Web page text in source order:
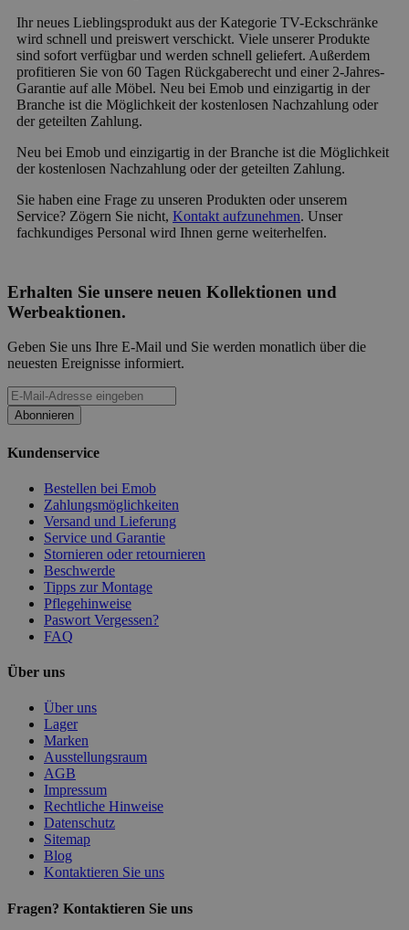
Ihr neues Lieblingsprodukt aus der Kategorie TV-Eckschränke
wird schnell und preiswert verschickt. Viele unserer Produkte
sind sofort verfügbar und werden schnell geliefert. Außerdem
profitieren Sie von 60 Tagen Rückgaberecht und einer 2-Jahres-
Garantie auf alle Möbel. Neu bei Emob und einzigartig in der
Branche ist die Möglichkeit der kostenlosen Nachzahlung oder
der geteilten Zahlung.
Neu bei Emob und einzigartig in der Branche ist die Möglichkeit
der kostenlosen Nachzahlung oder der geteilten Zahlung.
Sie haben eine Frage zu unseren Produkten oder unserem
Service? Zögern Sie nicht, Kontakt aufzunehmen. Unser
fachkundiges Personal wird Ihnen gerne weiterhelfen.
Erhalten Sie unsere neuen Kollektionen und
Werbeaktionen.
Geben Sie uns Ihre E-Mail und Sie werden monatlich über die
neuesten Ereignisse informiert.
Abonnieren
Kundenservice
Bestellen bei Emob
Zahlungsmöglichkeiten
Versand und Lieferung
Service und Garantie
Stornieren oder retournieren
Beschwerde
Tipps zur Montage
Pflegehinweise
Paswort Vergessen?
FAQ
Über uns
Über uns
Lager
Marken
Ausstellungsraum
AGB
Impressum
Rechtliche Hinweise
Datenschutz
Sitemap
Blog
Kontaktieren Sie uns
Fragen? Kontaktieren Sie uns